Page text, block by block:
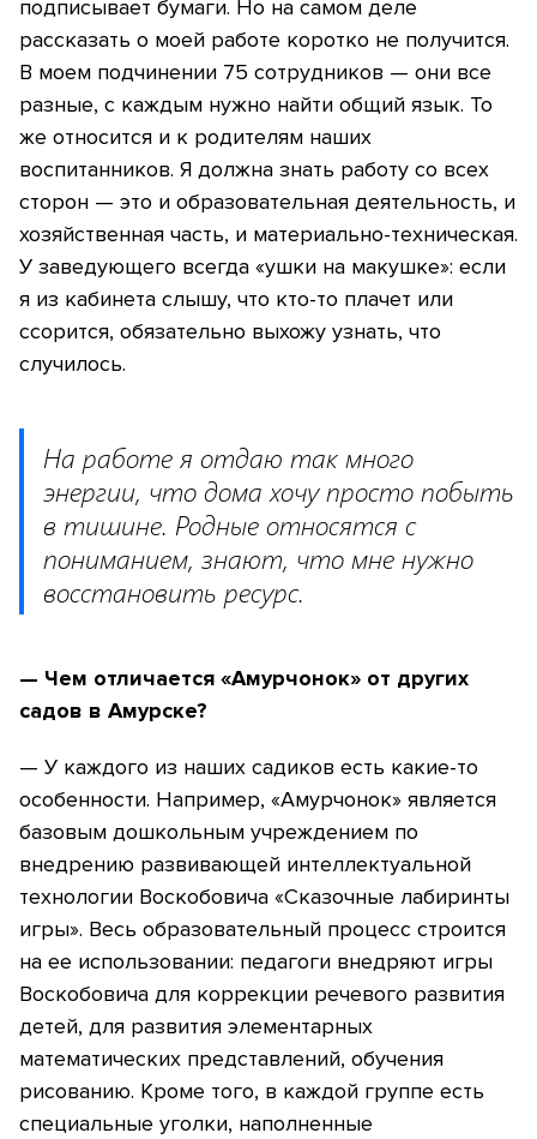
подписывает бумаги. Но на самом деле
рассказать о моей работе коротко не получится.
В моем подчинении 75 сотрудников — они все
разные, с каждым нужно найти общий язык. То
же относится и к родителям наших
воспитанников. Я должна знать работу со всех
сторон — это и образовательная деятельность, и
хозяйственная часть, и материально-техническая.
У заведующего всегда «ушки на макушке»: если
я из кабинета слышу, что кто-то плачет или
ссорится, обязательно выхожу узнать, что
случилось.
На работе я отдаю так много
энергии, что дома хочу просто побыть
в тишине. Родные относятся с
пониманием, знают, что мне нужно
восстановить ресурс.
— Чем отличается «Амурчонок» от других
садов в Амурске?
— У каждого из наших садиков есть какие-то
особенности. Например, «Амурчонок» является
базовым дошкольным учреждением по
внедрению развивающей интеллектуальной
технологии Воскобовича «Сказочные лабиринты
игры». Весь образовательный процесс строится
на ее использовании: педагоги внедряют игры
Воскобовича для коррекции речевого развития
детей, для развития элементарных
математических представлений, обучения
рисованию. Кроме того, в каждой группе есть
специальные уголки, наполненные